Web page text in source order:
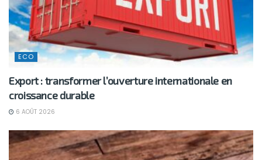
ECO
Export : transformer l’ouverture internationale en
croissance durable
6 AOÛT 2026